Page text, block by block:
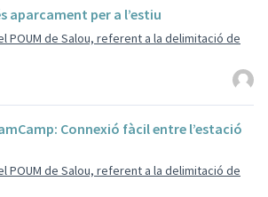
aparcament per a l’estiu
POUM de Salou, referent a la delimitació de
Connexió fàcil entre l’estació
POUM de Salou, referent a la delimitació de